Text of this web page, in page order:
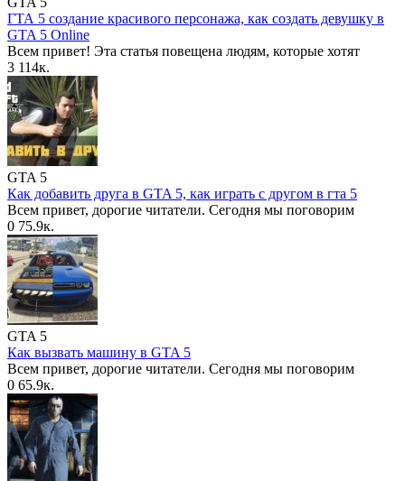
ГТА 5 создание красивого персонажа, как создать девушку в
GTA 5 Online
Всем привет! Эта статья повещена людям, которые хотят
3 114к.
GTA 5
Как добавить друга в GTA 5, как играть с другом в гта 5
Всем привет, дорогие читатели. Сегодня мы поговорим
0 75.9к.
GTA 5
Как вызвать машину в GTA 5
Всем привет, дорогие читатели. Сегодня мы поговорим
0 65.9к.